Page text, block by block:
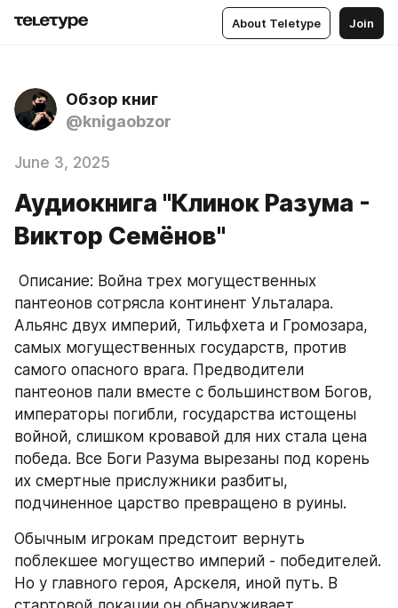
About Teletype Join
Обзор книг
@knigaobzor
June 3, 2025
Аудиокнига "Клинок Разума -
Виктор Семёнов"
пантеонов сотрясла континент Ульталара.
Альянс двух империй, Тильфхета и Громозара,
самых могущественных государств, против
самого опасного врага. Предводители
пантеонов пали вместе с большинством Богов,
императоры погибли, государства истощены
войной, слишком кровавой для них стала цена
победа. Все Боги Разума вырезаны под корень
их смертные прислужники разбиты,
подчиненное царство превращено в руины.
Обычным игрокам предстоит вернуть
поблекшее могущество империй - победителей.
Но у главного героя, Арскеля, иной путь. В